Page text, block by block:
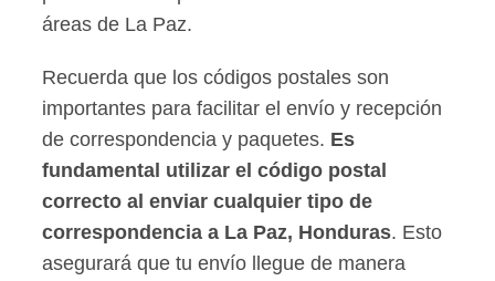
áreas de La Paz.
Recuerda que los códigos postales son
importantes para facilitar el envío y recepción
de correspondencia y paquetes. Es
fundamental utilizar el código postal
correcto al enviar cualquier tipo de
correspondencia a La Paz, Honduras. Esto
asegurará que tu envío llegue de manera